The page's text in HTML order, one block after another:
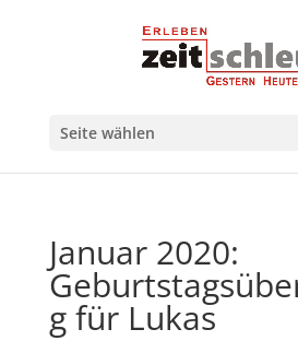
Seite wählen
Januar 2020:
g für Lukas